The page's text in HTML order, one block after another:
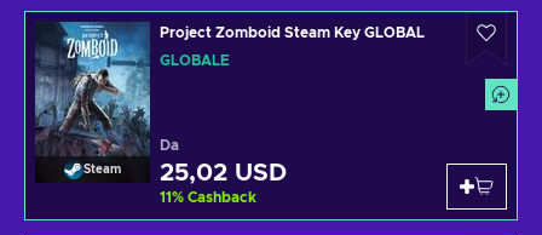
Steam
Project Zomboid Steam Key GLOBAL
GLOBALE
Da
25,02 USD
11% Cashback